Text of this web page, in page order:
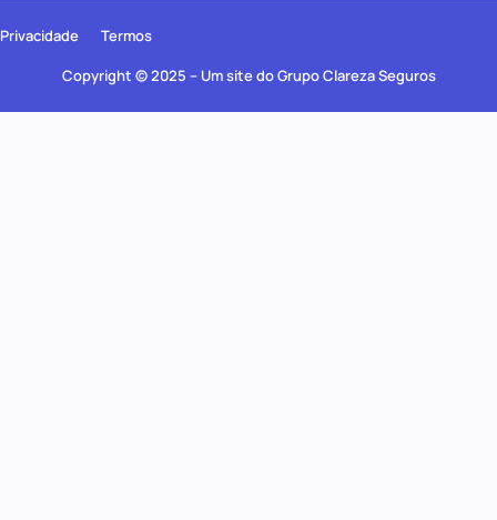
Copyright © 2025 – Um site do Grupo Clareza Seguros
Privacidade Termos